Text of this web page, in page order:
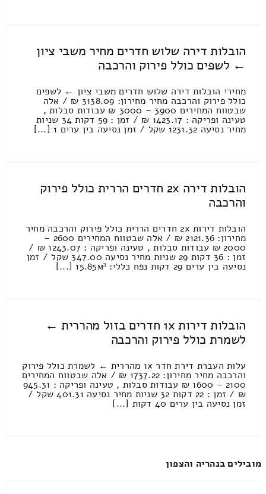
הובלות דירה שלוש חדרים מחיר משבי ציון
← לשפים כולל פירוק והרכבה
מחירי הובלות דירה שלוש חדרים משבי ציון ← לשפים
כולל פירוק והרכבה מחיר מחירון: 3138.09 ₪ / אלה
שבטווח המחירים 3900 – 3000 ₪ עבודות סבלות ,
טעינה ופריקה : 1423.17 ₪ / זמן : 59 דקות 34 שניות
מחיר נסיעה 1231.32 שקל / זמן נסיעה בין ערים 1 [...]
הובלות דירה 2x חדרים הררית כולל פירוק
והרכבה
הובלות דירות 2x חדרים הררית כולל פירוק והרכבה מחיר
מחירון: 2121.36 ₪ / אלה שבטווח המחירים 2600 –
2000 ₪ עבודות סבלות , טעינה ופריקה : 1243.07 ₪ /
זמן : 36 דקות 29 שניות מחיר נסיעה 347.00 שקל / זמן
נסיעה בין ערים 29 דקות נפח כללי: 15.85м³ [...]
הובלות דירות 1x חדרים בזול מהררית ←
לשמרת כולל פירוק והרכבה
עלות העברת דירת חדר 1x מהררית ← לשמרת כולל פירוק
והרכבה מחיר מחירון: 1737.22 ₪ / אלה שבטווח המחירים
2100 – 1600 ₪ עבודות סבלות , טעינה ופריקה : 945.31
₪ / זמן : 22 דקות 32 שניות מחיר נסיעה 401.31 שקל /
זמן נסיעה בין ערים 40 דקות [...]
מובילים בנהריה והצפון